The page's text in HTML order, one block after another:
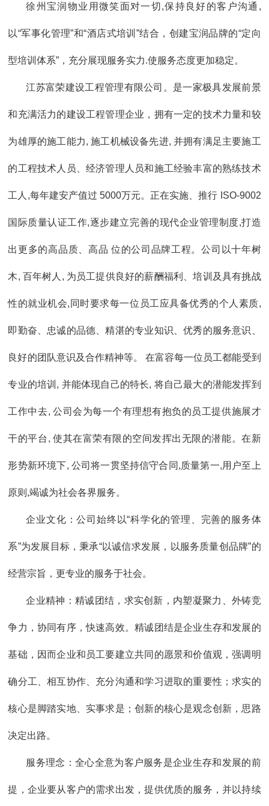
徐州宝润物业用微笑面对一切,保持良好的客户沟通,
以“军事化管理”和“酒店式培训”结合，创建宝润品牌的“定向
型培训体系”，充分展现服务实力.使服务态度更加稳定。
江苏富荣建设工程管理有限公司。是一家极具发展前景
和充满活力的建设工程管理企业，拥有一定的技术力量和较
为雄厚的施工能力, 施工机械设备先进, 并拥有满足主要施工
的工程技术人员、经济管理人员和施工经验丰富的熟练技术
工人,每年建安产值过 5000万元。正在实施、推行 ISO-9002
国际质量认证工作,逐步建立完善的现代企业管理制度,打造
出更多的高品质、高品 位的公司品牌工程。公司以十年树
木, 百年树人, 为员工提供良好的薪酬福利、培训及具有挑战
性的就业机会,同时要求每一位员工应具备优秀的个人素质,
即勤奋、忠诚的品德、精湛的专业知识、优秀的服务意识、
良好的团队意识及合作精神等。 在富容每一位员工都能受到
专业的培训, 并能体现自己的特长, 将自己最大的潜能发挥到
工作中去, 公司会为每一个有理想有抱负的员工提供施展才
干的平台, 使其在富荣有限的空间发挥出无限的潜能。在新
形势新环境下, 公司将一贯坚持信守合同,质量第一,用户至上
原则,竭诚为社会各界服务。
企业文化：公司始终以“科学化的管理、完善的服务体
系”为发展目标，秉承“以诚信求发展，以服务质量创品牌”的
经营宗旨，更专业的服务于社会。
企业精神：精诚团结，求实创新，内塑凝聚力、外铸竞
争力，协同有序，快速高效。精诚团结是企业生存和发展的
基础，因而企业和员工要建立共同的愿景和价值观，强调明
确分工、相互协作、充分沟通和学习进取的重要性；求实的
核心是脚踏实地、实事求是；创新的核心是观念创新，思路
决定出路。
服务理念：全心全意为客户服务是企业生存和发展的前
提，企业要从客户的需求出发，提供优质的服务，并以持续